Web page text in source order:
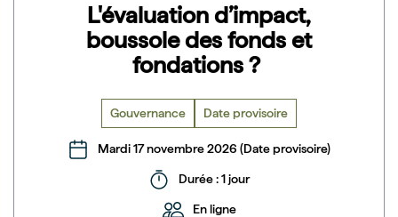
L'évaluation d’impact,
boussole des fonds et
fondations ?
Gouvernance Date provisoire
Mardi 17 novembre 2026 (Date provisoire)
Durée : 1 jour
En ligne